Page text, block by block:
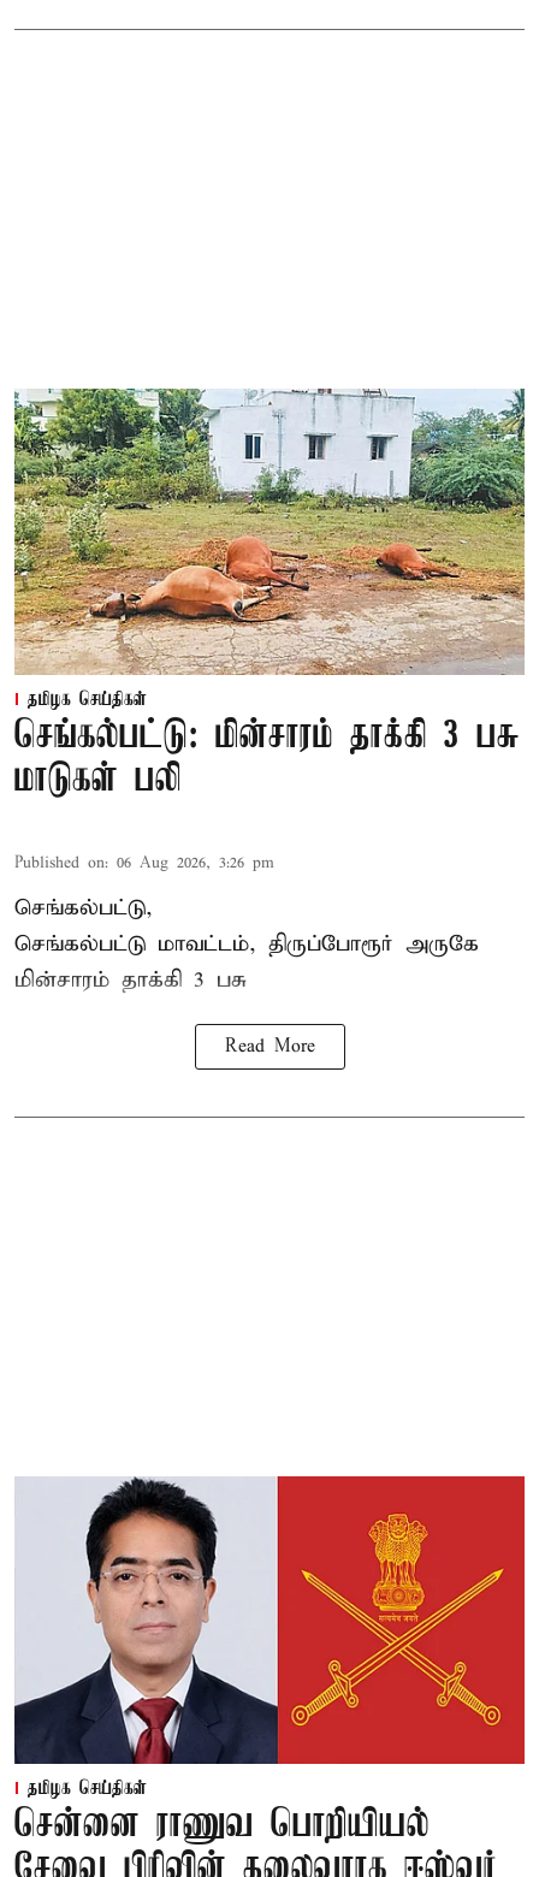
தமிழக செய்திகள்
செங்கல்பட்டு: மின்சாரம் தாக்கி 3 பசு
மாடுகள் பலி
Published on: 06 Aug 2026, 3:26 pm
செங்கல்பட்டு,
செங்கல்பட்டு மாவட்டம், திருப்போரூர் அருகே
மின்சாரம் தாக்கி 3 பசு
Read More
தமிழக செய்திகள்
சென்னை ராணுவ பொறியியல்